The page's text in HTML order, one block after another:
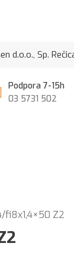
Sp. Rečica
Podpora 7-15h
03 5731 502
fi8x1,4×50 Z2